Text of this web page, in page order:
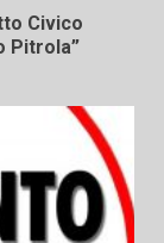
Civico
Pitrola”